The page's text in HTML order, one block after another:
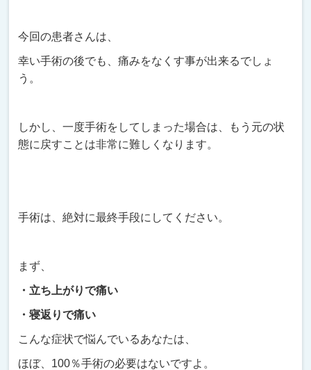
今回の患者さんは、
幸い手術の後でも、痛みをなくす事が出来るでしょ
う。
しかし、一度手術をしてしまった場合は、もう元の状
態に戻すことは非常に難しくなります。
手術は、絶対に最終手段にしてください。
まず、
・立ち上がりで痛い
・寝返りで痛い
こんな症状で悩んでいるあなたは、
ほぼ、100％手術の必要はないですよ。